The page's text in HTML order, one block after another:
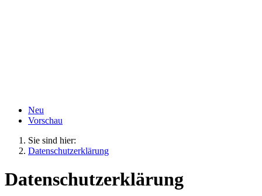
Neu
Vorschau
Sie sind hier:
Datenschutzerklärung
Datenschutzerklärung